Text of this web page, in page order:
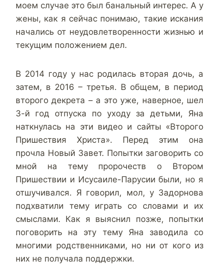
моем случае это был банальный интерес. А у
жены, как я сейчас понимаю, такие искания
начались от неудовлетворенности жизнью и
текущим положением дел.
В 2014 году у нас родилась вторая дочь, а
затем, в 2016 – третья. В общем, в период
второго декрета – а это уже, наверное, шел
3-й год отпуска по уходу за детьми, Яна
наткнулась на эти видео и сайты «Второго
Пришествия Христа». Перед этим она
прочла Новый Завет. Попытки заговорить со
мной на тему пророчеств о Втором
Пришествии и Исусаиле-Парусии были, но я
отшучивался. Я говорил, мол, у Задорнова
подхватили тему играть со словами и их
смыслами. Как я выяснил позже, попытки
поговорить на эту тему Яна заводила со
многими родственниками, но ни от кого из
них не получала поддержки.